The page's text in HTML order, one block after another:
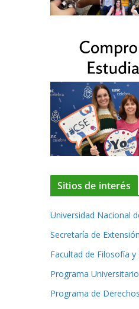
Sitios de interés
Universidad Nacional
Secretaría de
Facultad de Filosofía y
Programa
Programa de